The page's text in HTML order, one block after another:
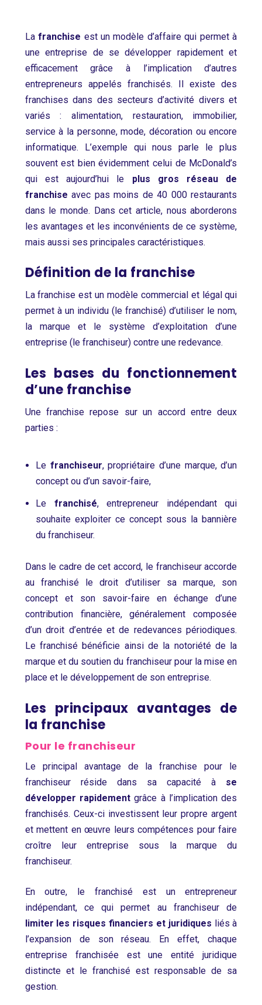
Lafranchise est un modèle d’affaire qui permet à
une entreprise de se développer rapidement et
efficacement grâce à l’implication d’autres
entrepreneurs appelés franchisés. Il existe des
franchises dans des secteurs d’activité divers et
variés : alimentation, restauration, immobilier,
service à la personne, mode, décoration ou encore
informatique. L’exemple qui nous parle le plus
souvent est bien évidemment celui de McDonald’s
qui est aujourd’hui le plus gros réseau de
franchise avec pas moins de 40 000 restaurants
dans le monde. Dans cet article, nous aborderons
les avantages et les inconvénients de ce système,
mais aussi ses principales caractéristiques.
Définition de la franchise
La franchise est un modèle commercial et légal qui
permet à un individu (le franchisé) d’utiliser le nom,
la marque et le système d’exploitation d’une
entreprise (le franchiseur) contre une redevance.
Les bases du fonctionnement
d’une franchise
Une franchise repose sur un accord entre deux
parties :
Le franchiseur, propriétaire d’une marque, d’un
concept ou d’un savoir-faire,
Le franchisé, entrepreneur indépendant qui
souhaite exploiter ce concept sous la bannière
du franchiseur.
Dans le cadre de cet accord, le franchiseur accorde
au franchisé le droit d’utiliser sa marque, son
concept et son savoir-faire en échange d’une
contribution financière, généralement composée
d’un droit d’entrée et de redevances périodiques.
Le franchisé bénéficie ainsi de la notoriété de la
marque et du soutien du franchiseur pour la mise en
place et le développement de son entreprise.
Les principaux avantages de
la franchise
Pour le franchiseur
Le principal avantage de la franchise pour le
franchiseur réside dans sa capacité à se
développer rapidementgrâce à l’implication des
franchisés. Ceux-ci investissent leur propre argent
et mettent en œuvre leurs compétences pour faire
croître leur entreprise sous la marque du
franchiseur.
En outre, le franchisé est un entrepreneur
indépendant, ce qui permet au franchiseur de
limiter les risques financiers et juridiques liés à
l’expansion de son réseau. En effet, chaque
entreprise franchisée est une entité juridique
distincte et le franchisé est responsable de sa
gestion.